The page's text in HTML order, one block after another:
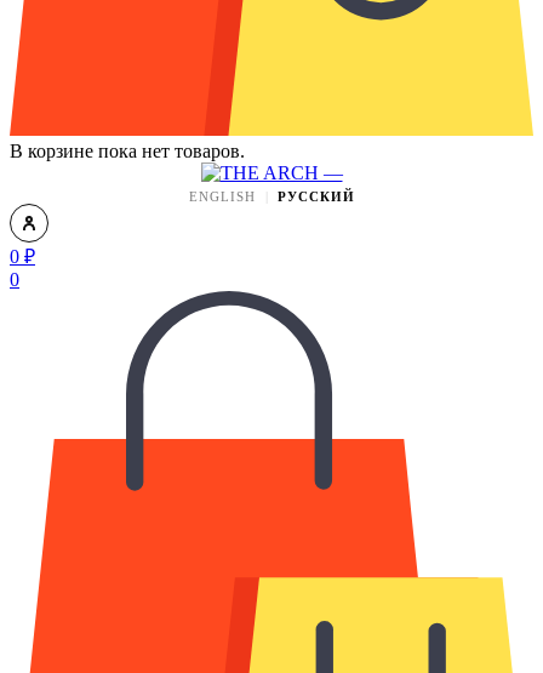
В корзине пока нет товаров.
ENGLISH РУССКИЙ
0 ₽
0